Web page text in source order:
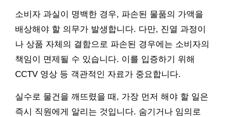
소비자 과실이 명백한 경우, 파손된 물품의 가액을
배상해야 할 의무가 발생합니다. 다만, 진열 과정이
나 상품 자체의 결함으로 파손된 경우에는 소비자의
책임이 면제될 수 있습니다. 이를 입증하기 위해
CCTV 영상 등 객관적인 자료가 중요합니다.
실수로 물건을 깨뜨렸을 때, 가장 먼저 해야 할 일은
즉시 직원에게 알리는 것입니다. 숨기거나 임의로